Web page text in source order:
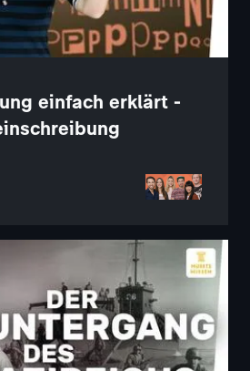
einfach erklärt -